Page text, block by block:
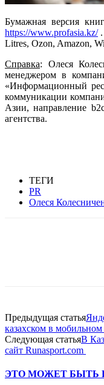
Бумажная версия
https://www.profasia.kz/.
Litres, Ozon, Amazon,
Справка: Олеся
менеджером в
«Информационный
коммуникации
Азии, направление
агентства.
ТЕГИ
PR
Олеся
Предыдущая статья
казахском в мобильном
Следующая статьяВ
сайт Runasport.com
ЭТО МОЖЕТ БЫТЬ